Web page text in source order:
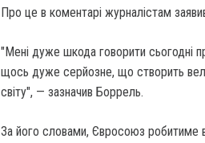
Про це в коментарі журналістам
"Мені дуже шкода говорити сьогодні
щось дуже серйозне, що створить
світу", — зазначив Боррель.
За його словами, Євросоюз робитиме